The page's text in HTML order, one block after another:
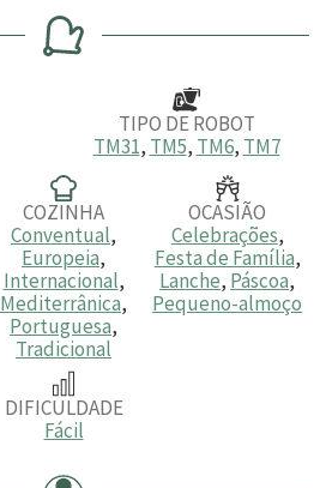
n
u
t
a
TIPO DE ROBOT
TM31, TM5, TM6, TM7
COZINHA
Conventual,
Europeia,
Internacional,
Mediterrânica,
Portuguesa,
Tradicional
OCASIÃO
Celebrações,
Festa de Família,
Lanche, Páscoa,
Pequeno-almoço
DIFICULDADE
Fácil